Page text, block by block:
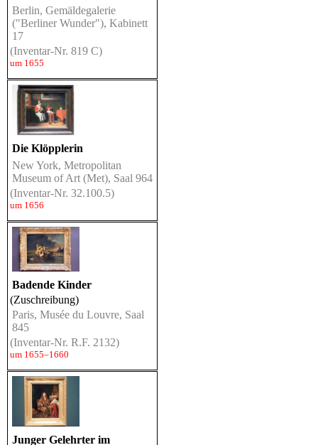
Berlin, Gemäldegalerie
("Berliner Wunder"), Kabinett
17
(Inventar-Nr. 819 C)
um 1655
Die Klöpplerin
New York, Metropolitan
Museum of Art (Met), Saal 964
(Inventar-Nr. 32.100.5)
um 1656
Badende Kinder
(Zuschreibung)
Paris, Musée du Louvre, Saal
845
(Inventar-Nr. R.F. 2132)
um 1655–1660
Junger Gelehrter im